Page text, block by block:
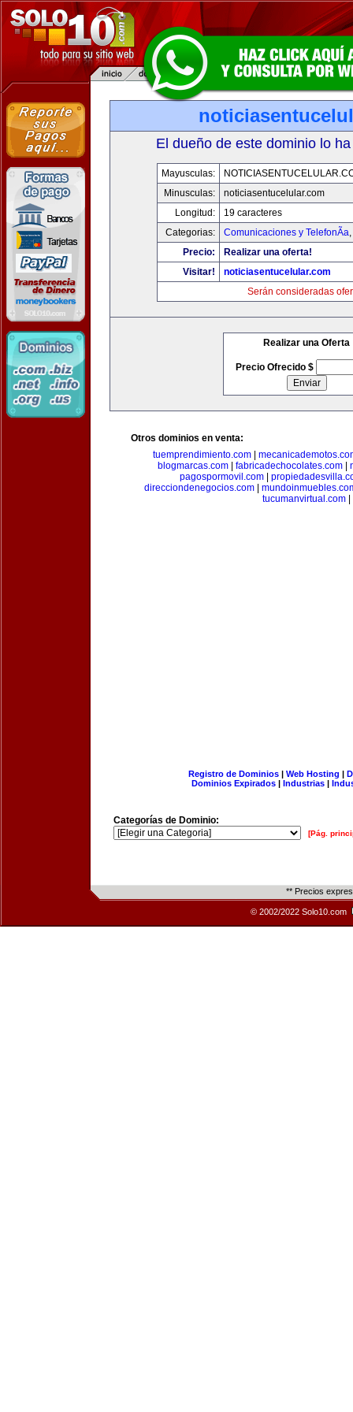
El dueño de este dominio lo
Mayusculas:
Minusculas:
noticiasentucelular.com
Longitud:
19 caracteres
Categorias:
Comunicaciones y TelefonÃ­a,
Precio:
Realizar una oferta!
Visitar!
noticiasentucelular.com
Serán consideradas
Realizar una Oferta
Precio Ofrecido $
Otros dominios en venta:
tuemprendimiento.com
blogmarcas.com
fabricadechocolates.com
pagospormovil.com
direcciondenegocios.com
tucumanvirtual.com
Registro de Dominios| Web Hosting |
Dominios Expirados | Industrias |
Categorías de Dominio:
[Pág.
** Precios
© 2002/2022 Solo10.com